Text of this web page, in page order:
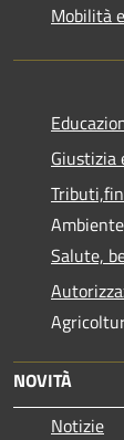
Mobilità
Giustizia
Ambiente
Salute,
NOVITÀ
Notizie